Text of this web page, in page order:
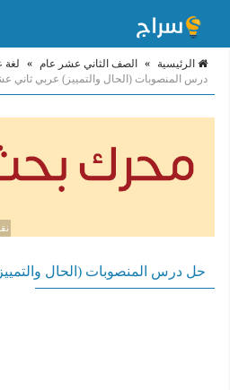
الرئيسية » الصف الثاني عشر عام » لغة
درس المنصوبات (الحال والتمييز) عربي ثاني
نقرات:
حل درس المنصوبات (الحال